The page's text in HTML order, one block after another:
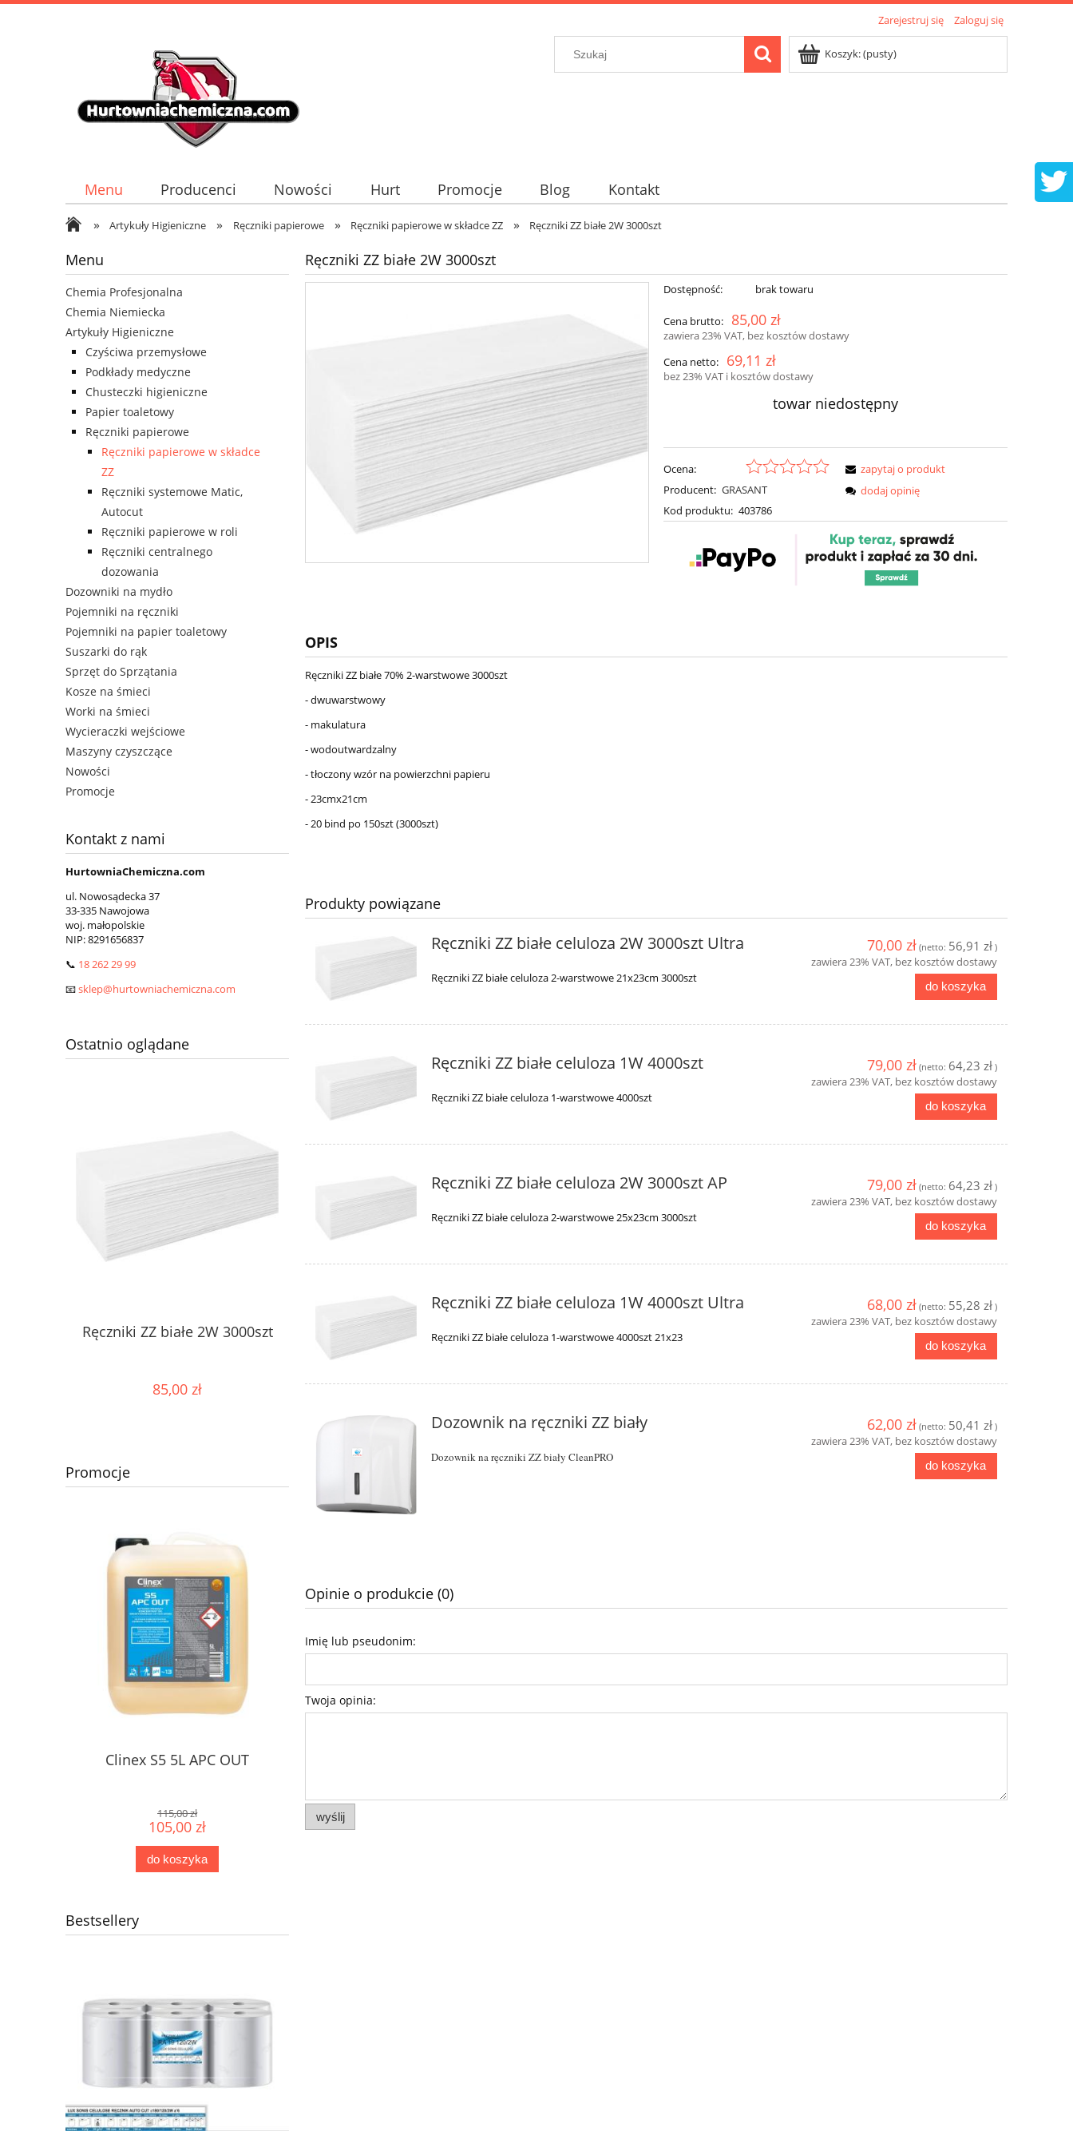
Zarejestruj się Zaloguj się
Koszyk:(pusty)
Menu Producenci Nowości Hurt Promocje Blog Kontakt
» Artykuły Higieniczne » Ręczniki papierowe » Ręczniki papierowe w składce ZZ » Ręczniki ZZ białe 2W 3000szt
Menu
Chemia Profesjonalna
Chemia Niemiecka
Artykuły Higieniczne
Czyściwa przemysłowe
Podkłady medyczne
Chusteczki higieniczne
Papier toaletowy
Ręczniki papierowe
Ręczniki papierowe w składce
ZZ
Ręczniki systemowe Matic,
Autocut
Ręczniki papierowe w roli
Ręczniki centralnego
dozowania
Dozowniki na mydło
Pojemniki na ręczniki
Pojemniki na papier toaletowy
Suszarki do rąk
Sprzęt do Sprzątania
Kosze na śmieci
Worki na śmieci
Wycieraczki wejściowe
Maszyny czyszczące
Nowości
Promocje
Kontakt z nami
HurtowniaChemiczna.com
ul. Nowosądecka 37
33-335 Nawojowa
woj. małopolskie
NIP:8291656837
📞 18 262 29 99
📧sklep@hurtowniachemiczna.com
Ostatnio oglądane
Ręczniki ZZ białe 2W 3000szt
85,00 zł
Promocje
Clinex S5 5L APC OUT
115,00 zł
105,00 zł
do koszyka
Bestsellery
Ręczniki ZZ białe 2W 3000szt
Dostępność: brak towaru
Cena brutto: 85,00 zł
zawiera 23% VAT, bez kosztów dostawy
Cena netto:
69,11 zł
bez 23% VAT i kosztów dostawy
towar niedostępny
Ocena:
Producent: GRASANT
Kod produktu: 403786
zapytaj o produkt
dodaj opinię
OPIS
Ręczniki ZZ białe 70% 2-warstwowe 3000szt
- dwuwarstwowy
- makulatura
- wodoutwardzalny
- tłoczony wzór na powierzchni papieru
- 23cmx21cm
- 20 bind po 150szt (3000szt)
Produkty powiązane
Ręczniki ZZ białe celuloza 2W 3000szt Ultra
Ręczniki ZZ białe celuloza 2-warstwowe 21x23cm 3000szt
70,00 zł (netto: 56,91 zł)
zawiera 23% VAT, bez kosztów dostawy
do koszyka
Ręczniki ZZ białe celuloza 1W 4000szt
Ręczniki ZZ białe celuloza 1-warstwowe 4000szt
79,00 zł (netto: 64,23 zł)
zawiera 23% VAT, bez kosztów dostawy
do koszyka
Ręczniki ZZ białe celuloza 2W 3000szt AP
Ręczniki ZZ białe celuloza 2-warstwowe 25x23cm 3000szt
79,00 zł (netto: 64,23 zł)
zawiera 23% VAT, bez kosztów dostawy
do koszyka
Ręczniki ZZ białe celuloza 1W 4000szt Ultra
Ręczniki ZZ białe celuloza 1-warstwowe 4000szt 21x23
68,00 zł (netto: 55,28 zł)
zawiera 23% VAT, bez kosztów dostawy
do koszyka
Dozownik na ręczniki ZZ biały
Dozownik na ręczniki ZZ biały CleanPRO
62,00 zł (netto: 50,41 zł)
zawiera 23% VAT, bez kosztów dostawy
do koszyka
Opinie o produkcie (0)
Imię lub pseudonim:
Twoja opinia:
wyślij